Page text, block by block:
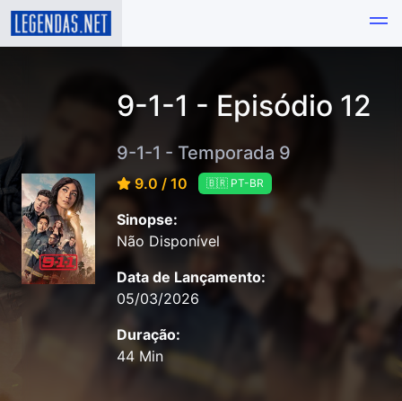
9-1-1 - Episódio 12
9-1-1 - Temporada 9
9.0 / 10 🇧🇷 PT-BR
Sinopse:
Não Disponível
Data de Lançamento:
05/03/2026
Duração:
44 Min